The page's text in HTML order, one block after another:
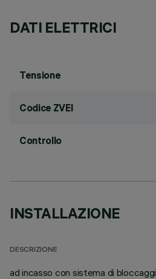
DATI ELETTRICI
Tensione
Codice ZVEI
Controllo
INSTALLAZIONE
DESCRIZIONE
ad incasso con sistema di